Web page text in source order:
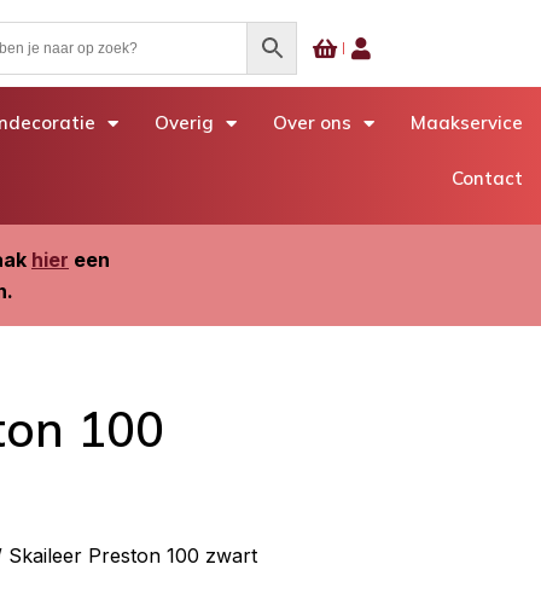
Overig Over ons Maakservice
Contact
hier een
100
Skaileer Preston 100 zwart